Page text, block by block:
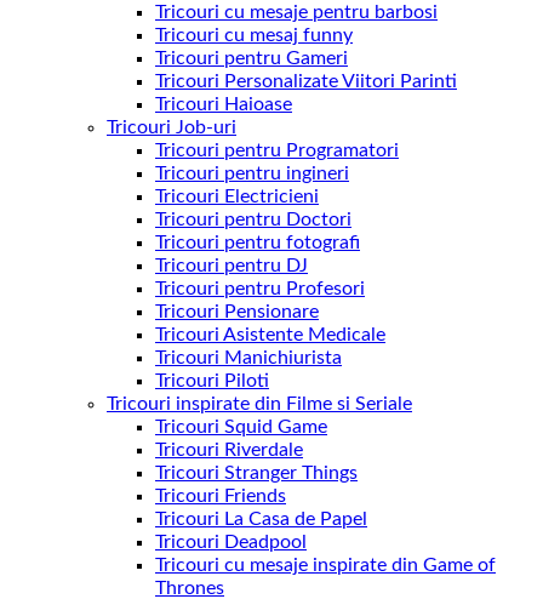
Tricouri cu mesaje pentru barbosi
Tricouri cu mesaj funny
Tricouri pentru Gameri
Tricouri Personalizate Viitori Parinti
Tricouri Haioase
Tricouri Job-uri
Tricouri pentru Programatori
Tricouri pentru ingineri
Tricouri Electricieni
Tricouri pentru Doctori
Tricouri pentru fotografi
Tricouri pentru DJ
Tricouri pentru Profesori
Tricouri Pensionare
Tricouri Asistente Medicale
Tricouri Manichiurista
Tricouri Piloti
Tricouri inspirate din Filme si Seriale
Tricouri Squid Game
Tricouri Riverdale
Tricouri Stranger Things
Tricouri Friends
Tricouri La Casa de Papel
Tricouri Deadpool
Tricouri cu mesaje inspirate din Game of
Thrones